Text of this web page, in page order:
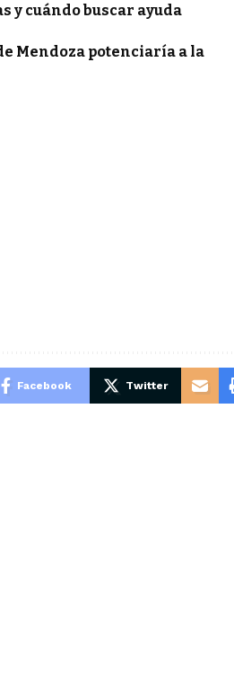
y cuándo buscar ayuda
Mendoza potenciaría a la
Facebook Twitter